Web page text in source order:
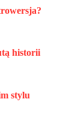
historii
stylu